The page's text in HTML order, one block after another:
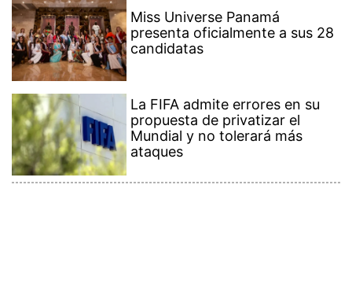
Miss Universe Panamá
presenta oficialmente a sus 28
candidatas
La FIFA admite errores en su
propuesta de privatizar el
Mundial y no tolerará más
ataques